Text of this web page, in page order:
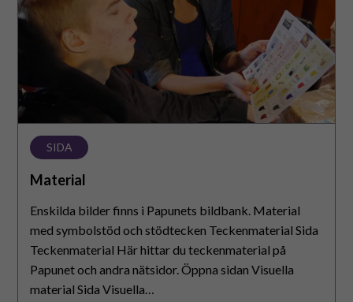
SIDA
Material
Enskilda bilder finns i Papunets bildbank. Material
med symbolstöd och stödtecken Teckenmaterial Sida
Teckenmaterial Här hittar du teckenmaterial på
Papunet och andra nätsidor. Öppna sidan Visuella
material Sida Visuella…